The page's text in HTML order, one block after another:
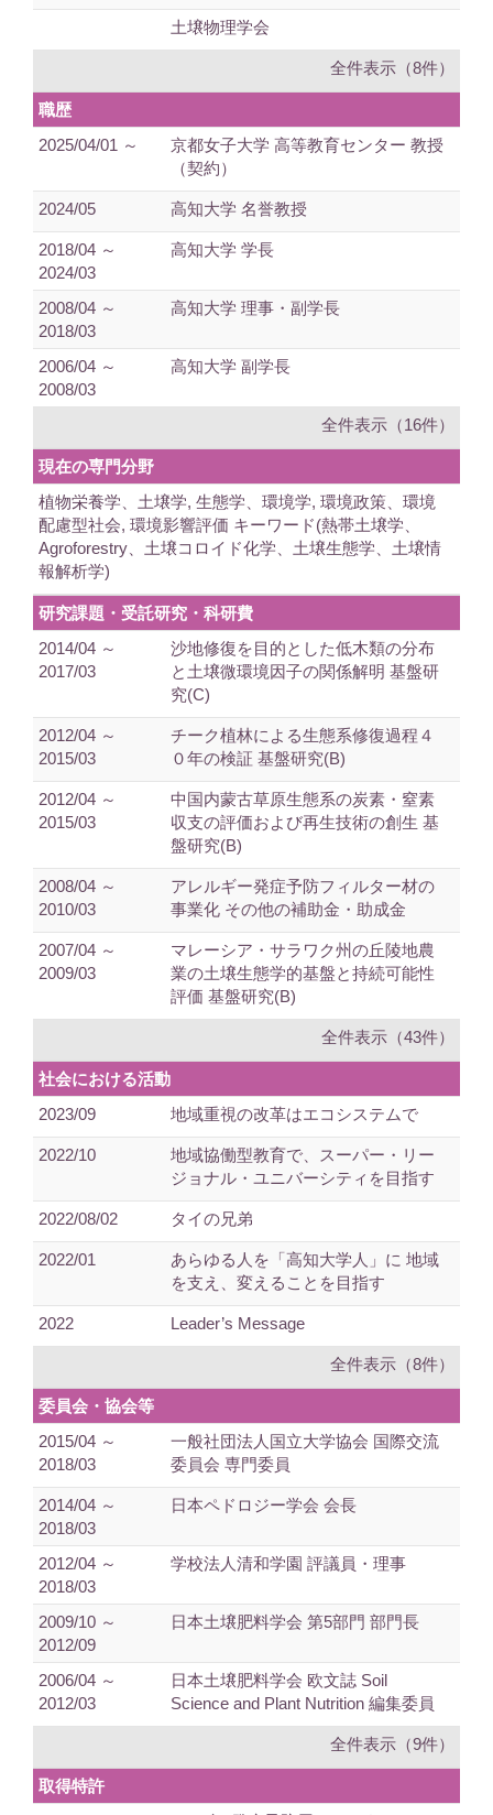
土壌物理学会
全件表示（8件）
職歴
2025/04/01 ～
京都女子大学 高等教育センター 教授
（契約）
2024/05 高知大学 名誉教授
2018/04 ～
2024/03
高知大学 学長
2008/04 ～
2018/03
高知大学 理事・副学長
2006/04 ～
2008/03
高知大学 副学長
全件表示（16件）
現在の専門分野
植物栄養学、土壌学, 生態学、環境学, 環境政策、環境
配慮型社会, 環境影響評価 キーワード(熱帯土壌学、
Agroforestry、土壌コロイド化学、土壌生態学、土壌情
報解析学)
研究課題・受託研究・科研費
2014/04 ～
2017/03
沙地修復を目的とした低木類の分布
と土壌微環境因子の関係解明 基盤研
究(C)
2012/04 ～
2015/03
チーク植林による生態系修復過程４
０年の検証 基盤研究(B)
2012/04 ～
2015/03
中国内蒙古草原生態系の炭素・窒素
収支の評価および再生技術の創生 基
盤研究(B)
2008/04 ～
2010/03
アレルギー発症予防フィルター材の
事業化 その他の補助金・助成金
2007/04 ～
2009/03
マレーシア・サラワク州の丘陵地農
業の土壌生態学的基盤と持続可能性
評価 基盤研究(B)
全件表示（43件）
社会における活動
2023/09
地域重視の改革はエコシステムで
2022/10
地域協働型教育で、スーパー・リー
ジョナル・ユニバーシティを目指す
2022/08/02 タイの兄弟
2022/01
あらゆる人を「高知大学人」に 地域
を支え、変えることを目指す
2022 Leader’s Message
全件表示（8件）
委員会・協会等
2015/04 ～
2018/03
一般社団法人国立大学協会 国際交流
委員会 専門委員
2014/04 ～
2018/03
日本ペドロジー学会 会長
2012/04 ～
2018/03
学校法人清和学園 評議員・理事
2009/10 ～
2012/09
日本土壌肥料学会 第5部門 部門長
2006/04 ～
2012/03
日本土壌肥料学会 欧文誌 Soil
Science and Plant Nutrition 編集委員
全件表示（9件）
取得特許